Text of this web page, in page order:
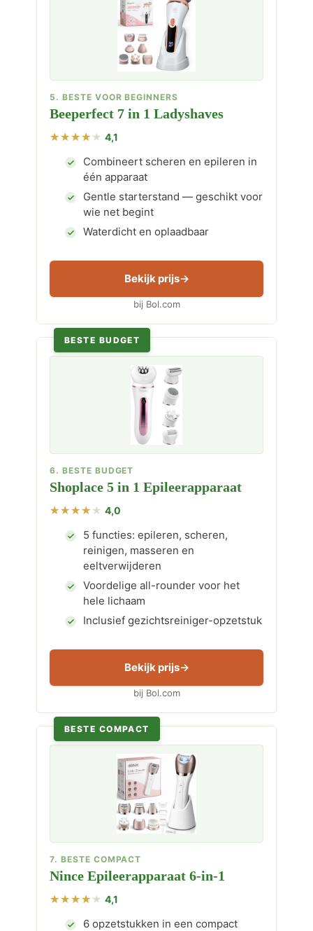
5. BESTE VOOR BEGINNERS
Beeperfect 7 in 1 Ladyshaves
4,1
Combineert scheren en epileren in
één apparaat
Gentle starterstand — geschikt voor
wie net begint
Waterdicht en oplaadbaar
Bekijk prijs
bij Bol.com
BESTE BUDGET
6. BESTE BUDGET
Shoplace 5 in 1 Epileerapparaat
4,0
5 functies: epileren, scheren,
reinigen, masseren en
eeltverwijderen
Voordelige all-rounder voor het
hele lichaam
Inclusief gezichtsreiniger-opzetstuk
Bekijk prijs
bij Bol.com
BESTE COMPACT
7. BESTE COMPACT
Nince Epileerapparaat 6-in-1
4,1
6 opzetstukken in een compact